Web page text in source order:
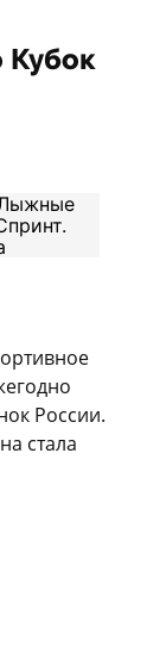
России.
стала